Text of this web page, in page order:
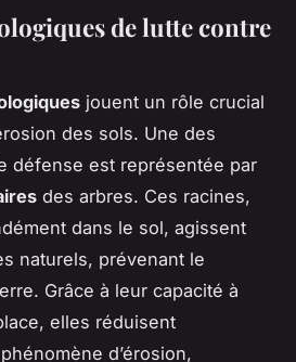
de lutte contre
jouent un rôle crucial
des sols. Une des
défense est représentée par
des arbres. Ces racines,
dans le sol, agissent
naturels, prévenant le
Grâce à leur capacité à
elles réduisent
d’érosion,